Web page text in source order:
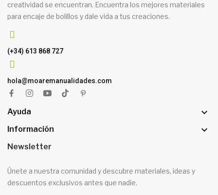
creatividad se encuentran. Encuentra los mejores materiales
para encaje de bolillos y dale vida a tus creaciones.
(+34) 613 868 727
hola@moaremanualidades.com
Ayuda 
Información 
Newsletter
Únete a nuestra comunidad y descubre materiales, ideas y
descuentos exclusivos antes que nadie.